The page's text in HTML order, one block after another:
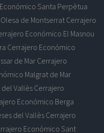
Santa Perpètua
de Montserrat Cerrajero
Económico El Masnou
Cerrajero Económico
de Mar Cerrajero
Malgrat de Mar
Vallès Cerrajero
Económico Berga
del VallèsCerrajero
Económico Sant